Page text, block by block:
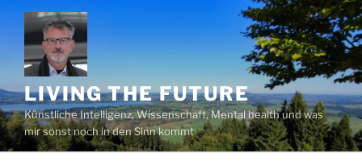
Zum
Inhalt
springen
LIVING THE FUTURE
Künstliche Intelligenz, Wissenschaft, Mental health und was
mir sonst noch in den Sinn kommt